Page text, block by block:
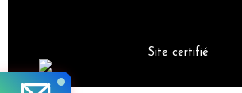
Site certifié